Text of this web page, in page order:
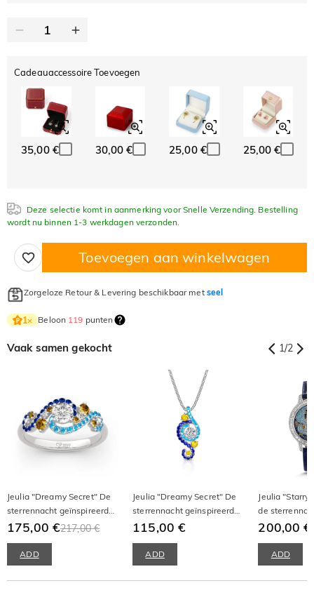
Cadeauaccessoire Toevoegen
35,00 € 30,00 € 25,00 € 25,00 €
Deze selectie komt in aanmerking voor Snelle Verzending. Bestelling
wordt nu binnen 1-3 werkdagen verzonden.
Toevoegen aan winkelwagen
Zorgeloze Retour & Levering beschikbaar met seel
1× Beloon 119 punten
Vaak samen gekocht 1/2
Jeulia "Dreamy Secret" De
sterrennacht geïnspireerde
sterling zilveren ring
175,00 €217,00 €
ADD
Jeulia "Dreamy Secret" De
sterrennacht geïnspireerde
sterling zilveren ketting
115,00 €
ADD
Jeulia "Starry
de
geïnspireerde
kwartsblauw
200,00 €
ADD